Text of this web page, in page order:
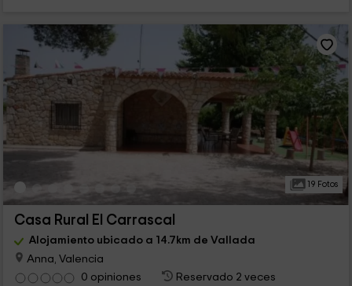
19 Fotos
Casa Rural El Carrascal
Alojamiento ubicado a 14.7km de Vallada
Anna, Valencia
0 opiniones
Reservado 2 veces